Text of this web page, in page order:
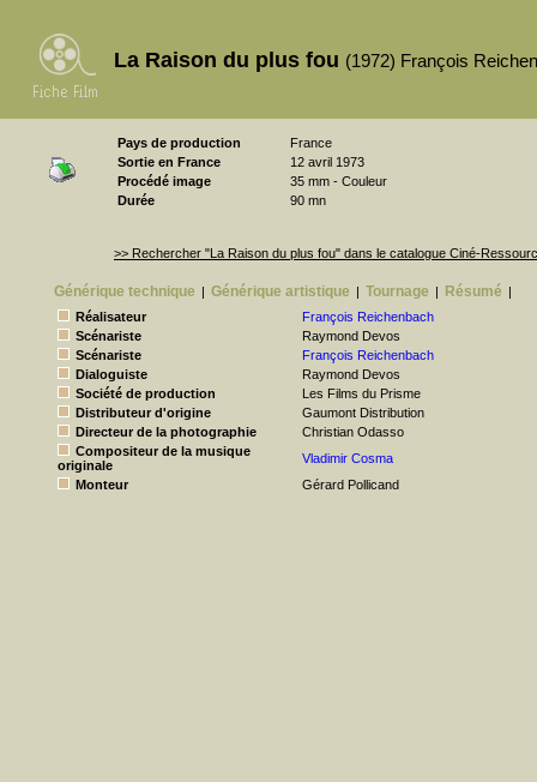
La Raison du plus fou (1972) François
Pays de production
France
Sortie en France
12 avril 1973
Procédé image
35 mm - Couleur
Durée
90 mn
>> Rechercher "La Raison du plus fou" dans le catalogue Ciné-
Générique technique | Générique artistique | Tournage | Résumé |
Réalisateur
François Reichenbach
Scénariste
Raymond Devos
Scénariste
François Reichenbach
Dialoguiste
Raymond Devos
Société de production
Les Films du Prisme
Distributeur d'origine
Gaumont Distribution
Directeur de la photographie
Christian Odasso
Compositeur de la musique
originale
Vladimir Cosma
Monteur
Gérard Pollicand